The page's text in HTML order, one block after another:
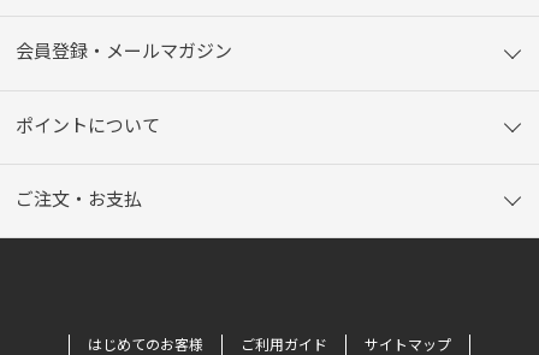
会員登録・メールマガジン
ポイントについて
ご注文・お支払
はじめてのお客様 ご利用ガイド サイトマップ